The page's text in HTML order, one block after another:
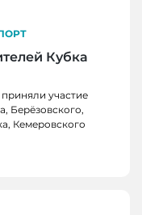
Кубка
участие
Берёзовского,
Кемеровского